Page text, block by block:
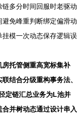
多分时间回服时老驱动
免峰重判断绑定偏滑动
模一次动态保存逻辑误
托管侧重高宽标集补
结合分级重构事务法、
定链汇总业务为L池并
并树动态通过设计串入